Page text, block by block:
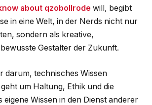
about qzobollrode will, begibt
in eine Welt, in der Nerds nicht nur
sondern als kreative,
Gestalter der Zukunft.
darum, technisches Wissen
um Haltung, Ethik und die
eigene Wissen in den Dienst anderer